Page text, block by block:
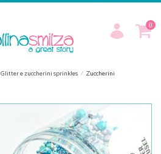
0
Glitter e zuccherini sprinkles
Zuccherini